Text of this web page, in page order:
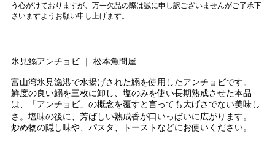
う心がけておりますが、万一欠品の際は誠に申し訳ございませんがご了承下
さいますようお願い申し上げます。
氷見鰯アンチョビ ｜ 松本魚問屋
富山湾氷見漁港で水揚げされた鰯を使用したアンチョビです。
鮮度の良い鰯を三枚に卸し、塩のみを使い長期熟成させた本品
は、「アンチョビ」の概念を覆すと言っても大げさでない美味し
さ。塩味の後に、芳ばしい熟成香が口いっぱいに広がります。
炒め物の隠し味や、パスタ、トーストなどにお使いください。